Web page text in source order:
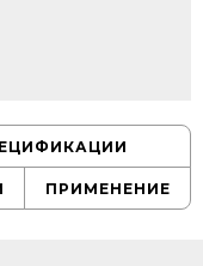
ПРИМЕНЕНИЕ